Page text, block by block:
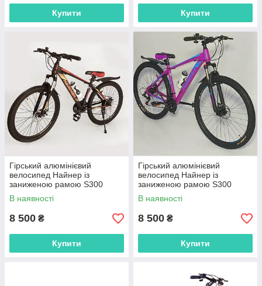
Купити Купити
Гірський алюмінієвий
велосипед Найнер із
заниженою рамою S300
BLAST-NEW Діаметр коліс 29
Рама 18 зріст від 180 см
В наявності
8 500 ₴
Купити
Гірський алюмінієвий
велосипед Найнер із
заниженою рамою S300
BLAST-NEW Діаметр коліс 29
Рама 18 зріст від 180 см
В наявності
8 500 ₴
Купити